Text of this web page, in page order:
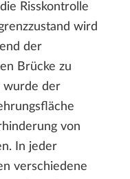
Risskontrolle
wird
der
Brücke zu
wurde der
von
In jeder
verschiedene